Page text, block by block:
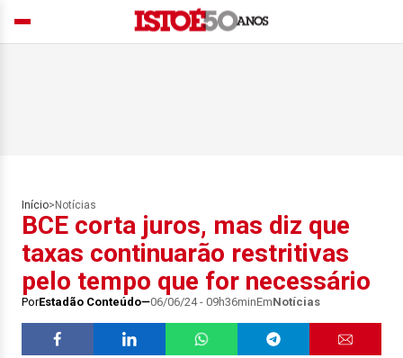
Início> Notícias
BCE corta juros, mas diz que
taxas continuarão restritivas
pelo tempo que for necessário
PorEstadão Conteúdo 06/06/24 - 09h36minEmNotícias